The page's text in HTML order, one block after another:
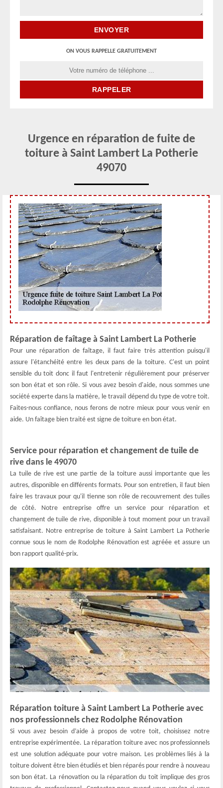
ON VOUS RAPPELLE GRATUITEMENT
Urgence en réparation de fuite de
toiture à Saint Lambert La Potherie
49070
Réparation de faîtage à Saint Lambert La Potherie
Pour une réparation de faîtage, il faut faire très attention puisqu'il
assure l'étanchéité entre les deux pans de la toiture. C'est un point
sensible du toit donc il faut l'entretenir régulièrement pour préserver
son bon état et son rôle. Si vous avez besoin d'aide, nous sommes une
société experte dans la matière, le travail dépend du type de votre toit.
Faites-nous confiance, nous ferons de notre mieux pour vous venir en
aide. Un faîtage bien traité est signe de toiture en bon état.
Service pour réparation et changement de tuile de
rive dans le 49070
La tuile de rive est une partie de la toiture aussi importante que les
autres, disponible en différents formats. Pour son entretien, il faut bien
faire les travaux pour qu'il tienne son rôle de recouvrement des tuiles
de côté. Notre entreprise offre un service pour réparation et
changement de tuile de rive, disponible à tout moment pour un travail
satisfaisant. Notre entreprise de toiture à Saint Lambert La Potherie
connue sous le nom de Rodolphe Rénovation est agréée et assure un
bon rapport qualité-prix.
Réparation toiture à Saint Lambert La Potherie avec
nos professionnels chez Rodolphe Rénovation
Si vous avez besoin d’aide à propos de votre toit, choisissez notre
entreprise expérimentée. La réparation toiture avec nos professionnels
est une solution adéquate pour votre maison. Les problèmes liés à la
toiture doivent être bien étudiés et bien réparés pour rendre à nouveau
son bon état. La rénovation ou la réparation du toit implique des gros